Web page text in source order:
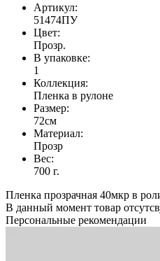
Артикул:
51474ПУ
Цвет:
Прозр.
В упаковке:
1
Коллекция:
Пленка в рулоне
Размер:
72см
Материал:
Прозр
Вес:
700 г.
Пленка прозрачная 40мкр в
В данный момент товар
Персональные рекомендации